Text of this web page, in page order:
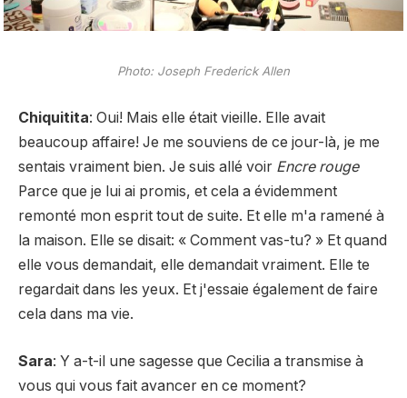
Photo: Joseph Frederick Allen
Chiquitita: Oui! Mais elle était vieille. Elle avait
beaucoup affaire! Je me souviens de ce jour-là, je me
sentais vraiment bien. Je suis allé voir Encre rouge
Parce que je lui ai promis, et cela a évidemment
remonté mon esprit tout de suite. Et elle m'a ramené à
la maison. Elle se disait: « Comment vas-tu? » Et quand
elle vous demandait, elle demandait vraiment. Elle te
regardait dans les yeux. Et j'essaie également de faire
cela dans ma vie.
Sara: Y a-t-il une sagesse que Cecilia a transmise à
vous qui vous fait avancer en ce moment?